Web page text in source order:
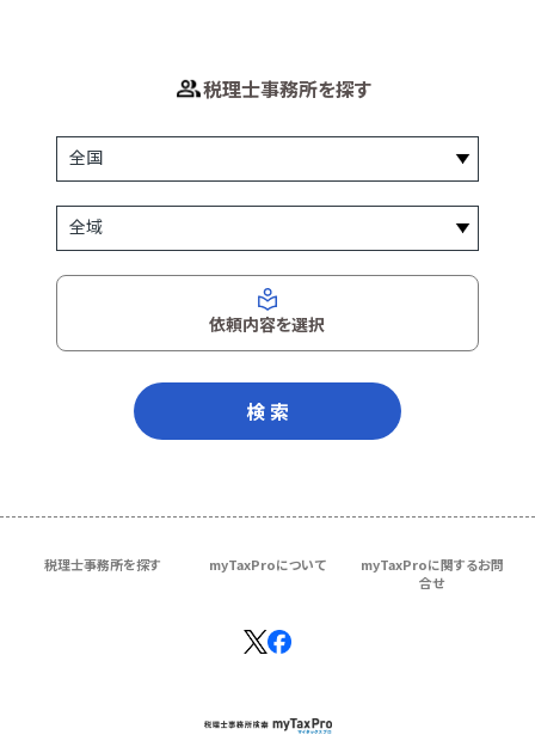
税理士事務所を探す
依頼内容を選択
検 索
税理士事務所を探す myTaxProについて
myTaxProに関するお問
合せ